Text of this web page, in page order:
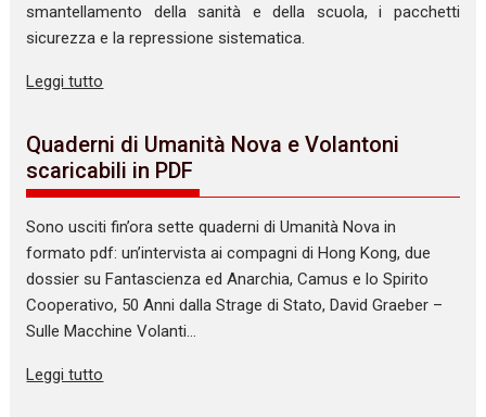
smantellamento della sanità e della scuola, i pacchetti
sicurezza e la repressione sistematica.
Leggi tutto
Quaderni di Umanità Nova e Volantoni
scaricabili in PDF
Sono usciti fin’ora sette quaderni di Umanità Nova in
formato pdf: un’intervista ai compagni di Hong Kong, due
dossier su Fantascienza ed Anarchia, Camus e lo Spirito
Cooperativo, 50 Anni dalla Strage di Stato, David Graeber –
Sulle Macchine Volanti…
Leggi tutto